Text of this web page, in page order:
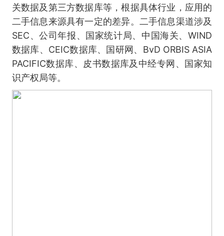
关数据及第三方数据库等，根据具体行业，应用的
二手信息来源具有一定的差异。二手信息渠道涉及
SEC、公司年报、国家统计局、中国海关、WIND
数据库、CEIC数据库、国研网、BvD ORBIS ASIA
PACIFIC数据库、皮书数据库及中经专网、国家知
识产权局等。